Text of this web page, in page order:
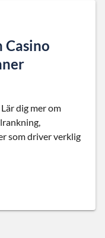
Casino
dig mer om
som driver verklig